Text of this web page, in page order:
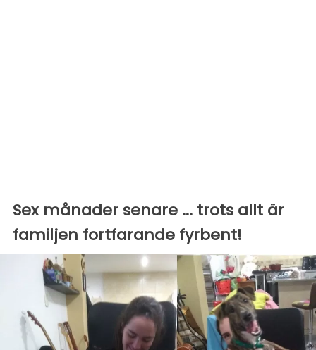
Sex månader senare ... trots allt är
familjen fortfarande fyrbent!